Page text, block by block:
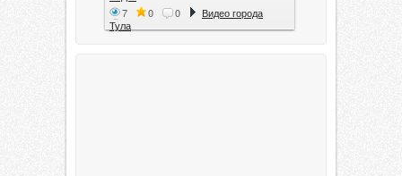
7 0 0
Видео города
Тула